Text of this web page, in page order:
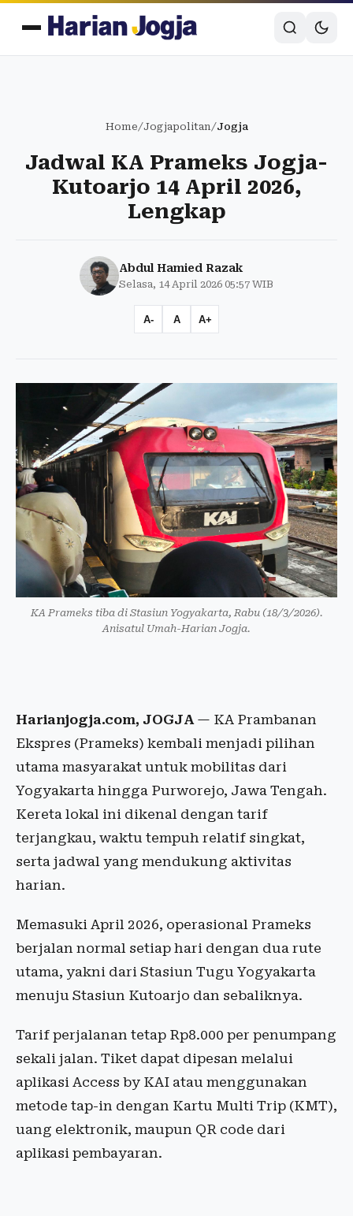
Home/Jogjapolitan/Jogja
Jadwal KA Prameks Jogja-
Kutoarjo 14 April 2026,
Lengkap
Abdul Hamied Razak
Selasa, 14 April 2026 05:57 WIB
A- A A+
KA Prameks tiba di Stasiun Yogyakarta, Rabu (18/3/2026).
Anisatul Umah-Harian Jogja.
Harianjogja.com, JOGJA— KA Prambanan
Ekspres (Prameks) kembali menjadi pilihan
utama masyarakat untuk mobilitas dari
Yogyakarta hingga Purworejo, Jawa Tengah.
Kereta lokal ini dikenal dengan tarif
terjangkau, waktu tempuh relatif singkat,
serta jadwal yang mendukung aktivitas
harian.
Memasuki April 2026, operasional Prameks
berjalan normal setiap hari dengan dua rute
utama, yakni dari Stasiun Tugu Yogyakarta
menuju Stasiun Kutoarjo dan sebaliknya.
Tarif perjalanan tetap Rp8.000 per penumpang
sekali jalan. Tiket dapat dipesan melalui
aplikasi Access by KAI atau menggunakan
metode tap-in dengan Kartu Multi Trip (KMT),
uang elektronik, maupun QR code dari
aplikasi pembayaran.